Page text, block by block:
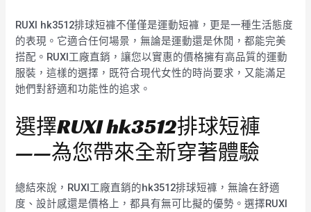
RUXI hk3512排球短褲不僅僅是運動短褲，更是一種生活態度
的表現。它適合任何場景，無論是運動還是休閒，都能完美
搭配。RUXI工廠直銷，讓您以實惠的價格擁有高品質的運動
服裝，這樣的選擇，既符合現代女性的時尚要求，又能滿足
她們對舒適和功能性的追求。
選擇RUXI hk3512排球短褲
——為您帶來全新穿著體驗
總結來說，RUXI工廠直銷的hk3512排球短褲，無論在舒適
度、設計感還是價格上，都具有無可比擬的優勢。選擇RUXI